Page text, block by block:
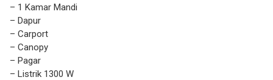
– 1 Kamar Mandi
– Dapur
– Carport
– Canopy
– Pagar
– Listrik 1300 W